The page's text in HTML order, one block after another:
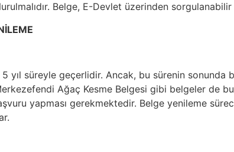
Belge, E-Devlet üzerinden sorgulanabilir
yıl süreyle geçerlidir. Ancak, bu sürenin sonunda
Ağaç Kesme Belgesi gibi belgeler de
yapması gerekmektedir. Belge yenileme